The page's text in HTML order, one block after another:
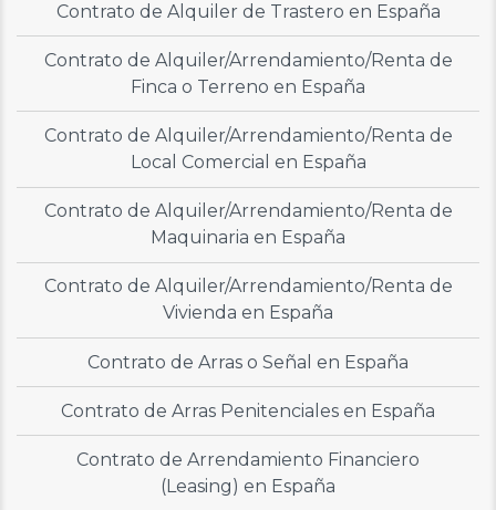
Contrato de Alquiler de Trastero en España
Contrato de Alquiler/Arrendamiento/Renta de
Finca o Terreno en España
Contrato de Alquiler/Arrendamiento/Renta de
Local Comercial en España
Contrato de Alquiler/Arrendamiento/Renta de
Maquinaria en España
Contrato de Alquiler/Arrendamiento/Renta de
Vivienda en España
Contrato de Arras o Señal en España
Contrato de Arras Penitenciales en España
Contrato de Arrendamiento Financiero
(Leasing) en España